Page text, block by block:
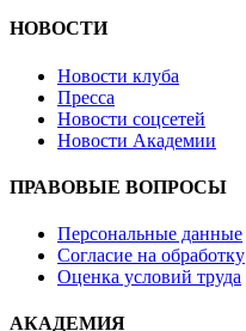
НОВОСТИ
Новости клуба
Пресса
Новости соцсетей
Новости Академии
ПРАВОВЫЕ ВОПРОСЫ
Персональные данные
Согласие на обработку
Оценка условий труда
АКАДЕМИЯ